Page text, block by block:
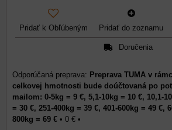
Pridať k Obľúbeným Pridať do zoznamu
Doručenia
Preprava TUMA v
celkovej hmotnosti bude doúčtovaná po
mailom: 0-5kg = 9 €, 5,1-10kg = 10 €, 10,1-
= 30 €, 251-400kg = 39 €, 401-600kg = 49 €,
800kg = 69 € • 0 € •